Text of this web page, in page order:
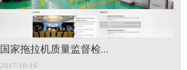
国家拖拉机质量监督检...
2017-10-16